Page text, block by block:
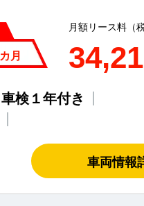
カ月
月額リース料（
車検１年付き
車両情報